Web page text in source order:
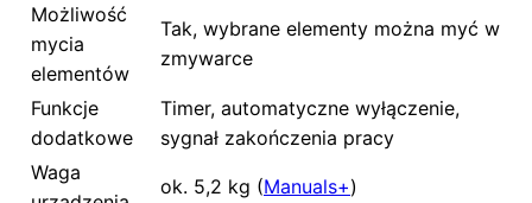
Możliwość
mycia
elementów
Tak, wybrane elementy można myć w
zmywarce
Funkcje
dodatkowe
Timer, automatyczne wyłączenie,
sygnał zakończenia pracy
Waga
ok. 5,2 kg (Manuals+)